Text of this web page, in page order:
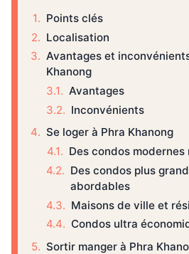
Points clés
Localisation
Avantages et
Khanong
Avantages
Inconvénients
Se loger à Phra Khanong
Des condos
Des condos plus
abordables
Maisons de ville et
Condos ultra
Sortir manger à Phra